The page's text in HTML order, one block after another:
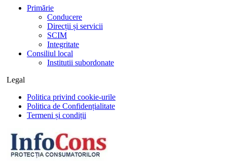
Primărie
Conducere
Direcții și servicii
SCIM
Integritate
Consiliul local
Institutii subordonate
Legal
Politica privind cookie-urile
Politica de Confidențialitate
Termeni și condiții